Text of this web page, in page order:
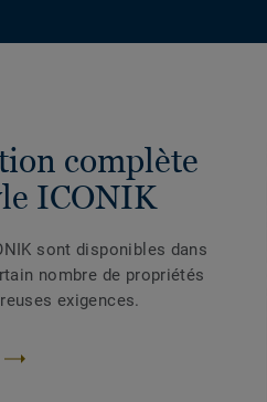
complète
ICONIK
sont disponibles dans
nombre de propriétés
exigences.